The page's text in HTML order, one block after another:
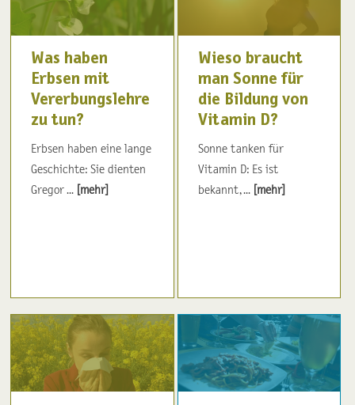
Was haben
Erbsen mit
Vererbungslehre
zu tun?
Erbsen haben eine lange
Geschichte: Sie dienten
Gregor ... [mehr]
Wieso braucht
man Sonne für
die Bildung von
Vitamin D?
Sonne tanken für
Vitamin D: Es ist
bekannt, ... [mehr]